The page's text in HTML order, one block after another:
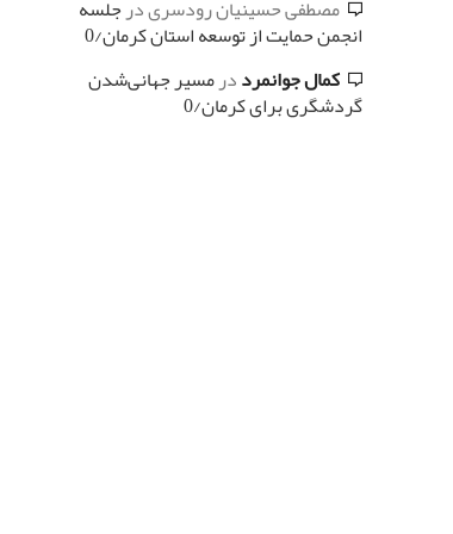
مصطفی حسینیان رودسریدرجلسه
انجمن حمایت از توسعه استان کرمان/0
کمال جوانمرددرمسیر جهانی‌شدن
گردشگری برای کرمان/0